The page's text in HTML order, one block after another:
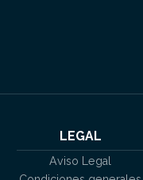
LEGAL
Aviso Legal